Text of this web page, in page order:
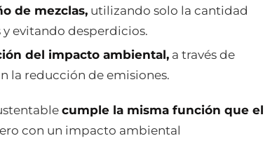
de mezclas,utilizando solo la cantidad
evitando desperdicios.
del impacto ambiental,a través de
la reducción de emisiones.
cumple la misma función que el
con un impacto ambiental